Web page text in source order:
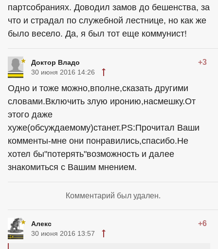
партсобраниях. Доводил замов до бешенства, за
что и страдал по служебной лестнице, но как же
было весело. Да, я был тот еще коммунист!
Доктор Владо +3
30 июня 2016 14:26
Одно и тоже можно,вполне,сказать другими
словами.Включить злую иронию,насмешку.От
этого даже
хуже(обсуждаемому)станет.PS:Прочитал Ваши
комменты-мне они понравились,спасибо.Не
хотел бы"потерять"возможность и далее
знакомиться с Вашим мнением.
Комментарий был удален.
Алекс +6
30 июня 2016 13:57